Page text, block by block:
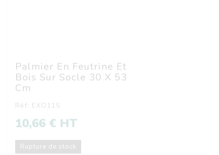
Palmier En Feutrine Et
Bois Sur Socle 30 X 53
Cm
Réf: EXO115
10,66 € HT
Rupture de stock